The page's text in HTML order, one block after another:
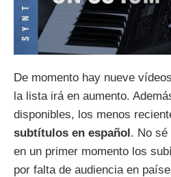
De momento hay nueve
la lista irá en aumento.
disponibles, los menos
subtítulos en español. No sé
en un primer momento los
por falta de audiencia en